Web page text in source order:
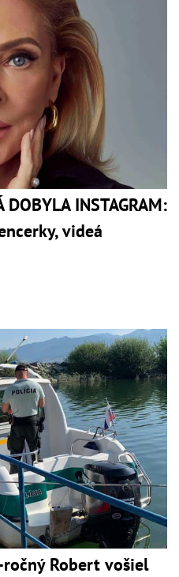
DOBYLA INSTAGRAM:
videá
Robert vošiel